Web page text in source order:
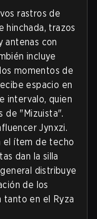
rastros de
hinchada, trazos
antenas con
incluye
momentos de
espacio en
intervalo, quien
de "Mizuista".
Jynxzi.
el ítem de techo
dan la silla
distribuye
de los
tanto en el Ryza